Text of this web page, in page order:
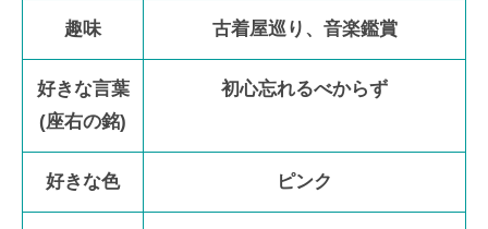
趣味 古着屋巡り、音楽鑑賞
好きな言葉
(座右の銘)
初心忘れるべからず
好きな色 ピンク